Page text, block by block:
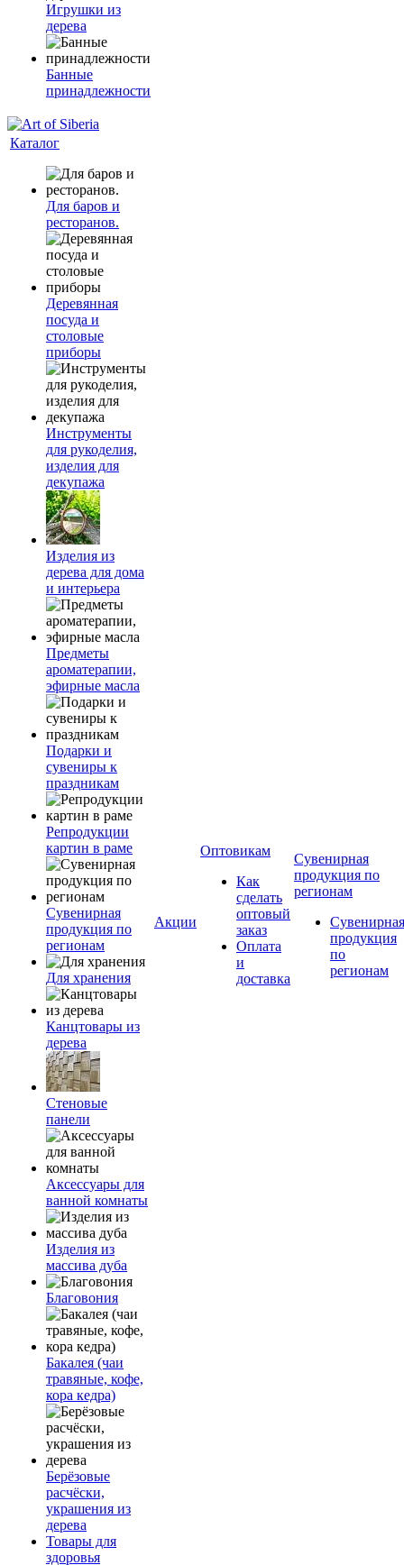
Игрушки из
дерева
Банные
принадлежности
Каталог
Для баров и
ресторанов.
Деревянная
посуда и
столовые
приборы
Инструменты
для рукоделия,
изделия для
декупажа
Изделия из
дерева для дома
и интерьера
Предметы
ароматерапии,
эфирные масла
Подарки и
сувениры к
праздникам
Репродукции
картин в раме
Сувенирная
продукция по
регионам
Для хранения
Канцтовары из
дерева
Стеновые
панели
Аксессуары для
ванной комнаты
Изделия из
массива дуба
Благовония
Бакалея (чаи
травяные, кофе,
кора кедра)
Берёзовые
расчёски,
украшения из
дерева
Товары для
здоровья
Акции
Оптовикам
Как
сделать
оптовый
заказ
Оплата
и
доставка
Сувенирная
продукция по
регионам
Сувенирная
продукция
по
регионам